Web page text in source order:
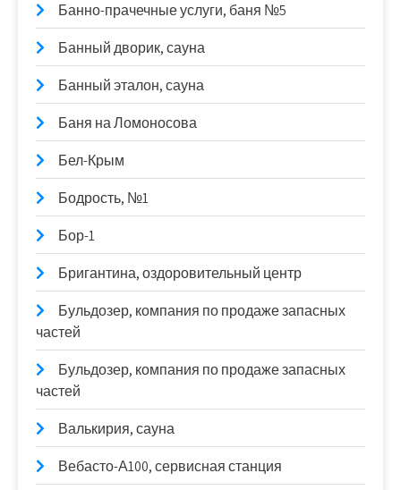
Банно-прачечные услуги, баня №5
Банный дворик, сауна
Банный эталон, сауна
Баня на Ломоносова
Бел-Крым
Бодрость, №1
Бор-1
Бригантина, оздоровительный центр
Бульдозер, компания по продаже запасных
частей
Бульдозер, компания по продаже запасных
частей
Валькирия, сауна
Вебасто-А100, сервисная станция